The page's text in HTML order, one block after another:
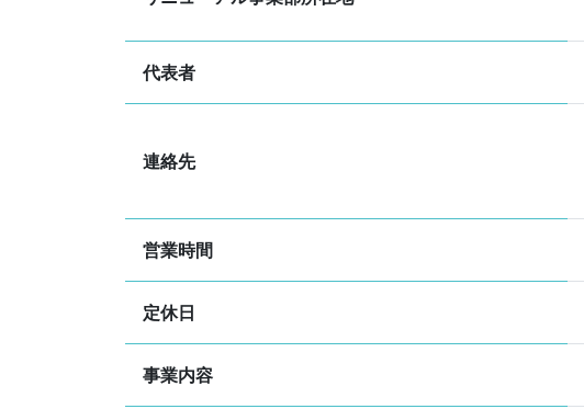
代表者
連絡先
営業時間
定休日
事業内容